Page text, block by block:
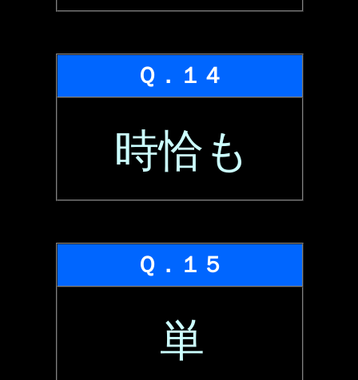
Ｑ．１４
時恰も
Ｑ．１５
単